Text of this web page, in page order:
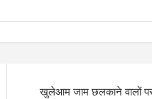
खुलेआम जाम छलकाने वालों